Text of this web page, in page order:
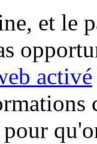
et le
activé